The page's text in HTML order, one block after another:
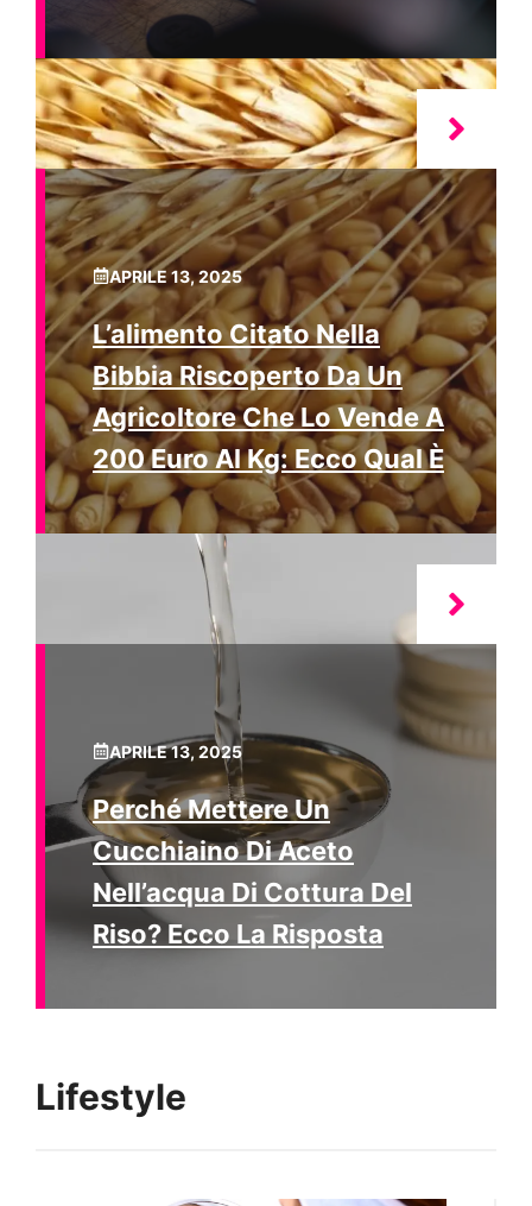
APRILE 13, 2025
L’alimento Citato Nella
Bibbia Riscoperto Da Un
Agricoltore Che Lo Vende A
200 Euro Al Kg: Ecco Qual È
APRILE 13, 2025
Perché Mettere Un
Cucchiaino Di Aceto
Nell’acqua Di Cottura Del
Riso? Ecco La Risposta
Lifestyle